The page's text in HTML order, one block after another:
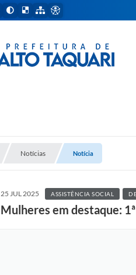
Notícias Notícia
25 JUL 2025 ASSISTÊNCIA SOCIAL
Mulheres em destaque: